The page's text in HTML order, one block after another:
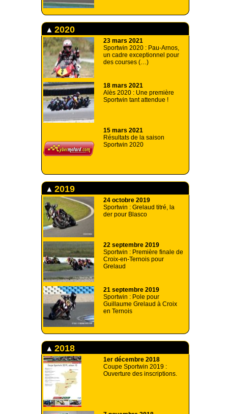
2020
23 mars 2021
Sportwin 2020 : Pau-Arnos,
un cadre exceptionnel pour
des courses (…)
18 mars 2021
Alès 2020 : Une première
Sportwin tant attendue !
15 mars 2021
Résultats de la saison
Sportwin 2020
2019
24 octobre 2019
Sportwin : Grelaud titré, la
der pour Blasco
22 septembre 2019
Sportwin : Première finale de
Croix-en-Ternois pour
Grelaud
21 septembre 2019
Sportwin : Pole pour
Guillaume Grelaud à Croix
en Ternois
2018
1er décembre 2018
Coupe Sportwin 2019 :
Ouverture des inscriptions.